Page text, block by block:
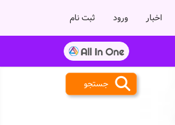
اخبار ورود ثبت نام
جستجو